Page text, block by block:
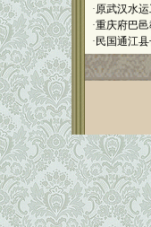
·原武汉水
·重庆府巴
· 民国通江